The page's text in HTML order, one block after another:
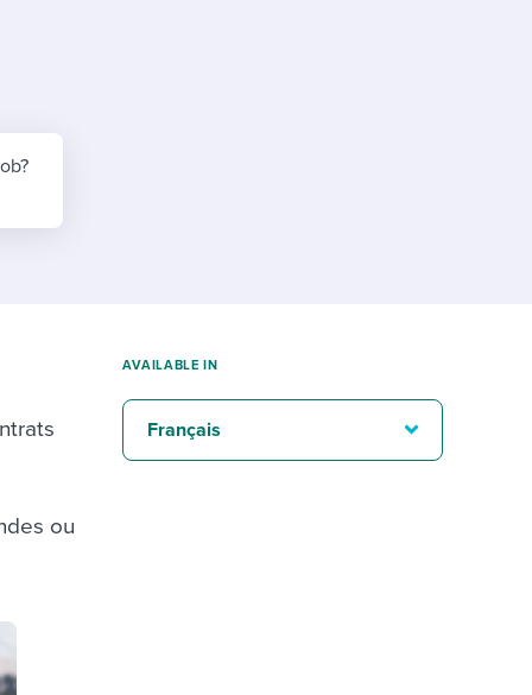
ou
AVAILABLE IN
Français